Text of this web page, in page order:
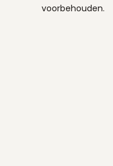
voorbehouden.